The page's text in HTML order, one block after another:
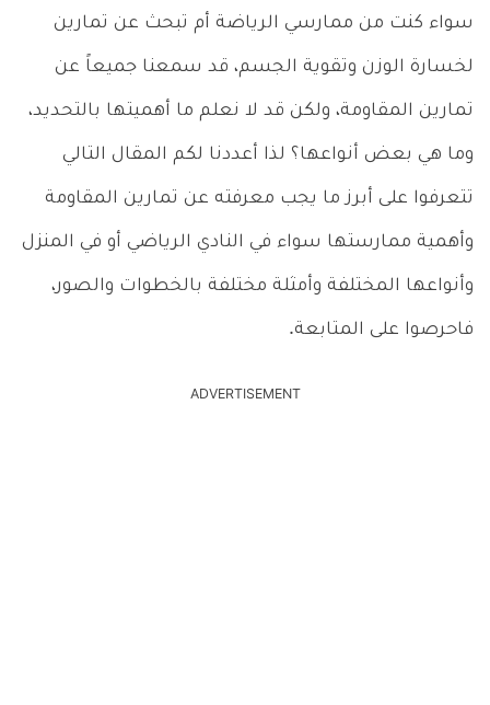
سواء كنت من ممارسي الرياضة أم تبحث عن تمارين
لخسارة الوزن وتقوية الجسم، قد سمعنا جميعاً عن
تمارين المقاومة، ولكن قد لا نعلم ما أهميتها بالتحديد،
وما هي بعض أنواعها؟ لذا أعددنا لكم المقال التالي
تتعرفوا على أبرز ما يجب معرفته عن تمارين المقاومة
وأهمية ممارستها سواء في النادي الرياضي أو في المنزل
وأنواعها المختلفة وأمثلة مختلفة بالخطوات والصور،
فاحرصوا على المتابعة.
ADVERTISEMENT